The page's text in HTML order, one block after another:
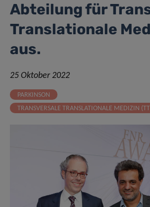
Abteilung für
Translationale
aus.
25 Oktober 2022
PARKINSON
TRANSVERSALE TRANSLATIONALE MEDIZIN